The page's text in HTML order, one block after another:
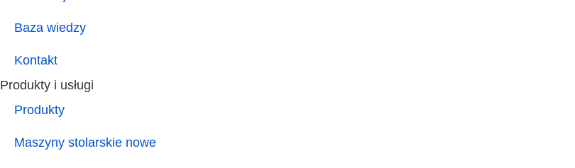
Baza wiedzy
Kontakt
Produkty i usługi
Produkty
Maszyny stolarskie nowe